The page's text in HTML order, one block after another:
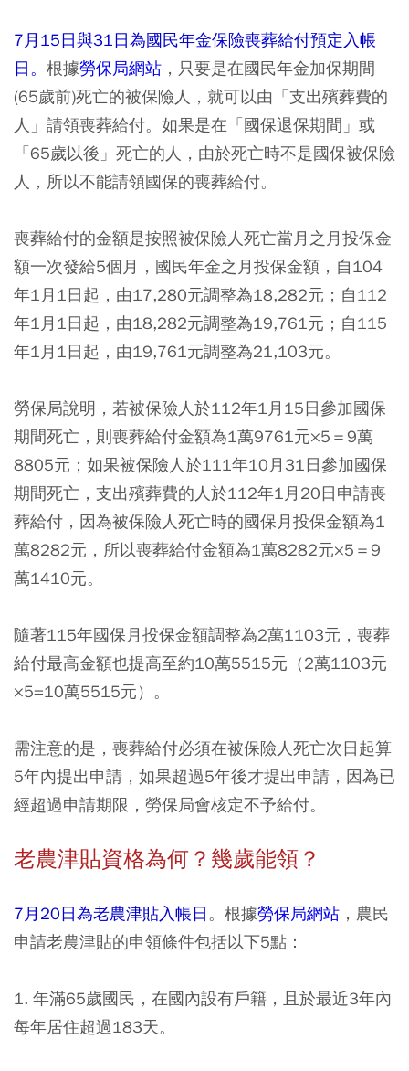
7月15日與31日為國民年金保險喪葬給付預定入帳
日。 根據勞保局網站 ，只要是在國民年金加保期間
(65歲前)死亡的被保險人，就可以由「支出殯葬費的
人」請領喪葬給付。如果是在「國保退保期間」或
「65歲以後」死亡的人，由於死亡時不是國保被保險
人，所以不能請領國保的喪葬給付。
喪葬給付的金額是按照被保險人死亡當月之月投保金
額一次發給5個月，國民年金之月投保金額，自104
年1月1日起，由17,280元調整為18,282元；自112
年1月1日起，由18,282元調整為19,761元；自115
年1月1日起，由19,761元調整為21,103元。
勞保局說明，若被保險人於112年1月15日參加國保
期間死亡，則喪葬給付金額為1萬9761元×5＝9萬
8805元；如果被保險人於111年10月31日參加國保
期間死亡，支出殯葬費的人於112年1月20日申請喪
葬給付，因為被保險人死亡時的國保月投保金額為1
萬8282元，所以喪葬給付金額為1萬8282元×5＝9
萬1410元。
隨著115年國保月投保金額調整為2萬1103元，喪葬
給付最高金額也提高至約10萬5515元（2萬1103元
×5=10萬5515元）。
需注意的是，喪葬給付必須在被保險人死亡次日起算
5年內提出申請，如果超過5年後才提出申請，因為已
經超過申請期限，勞保局會核定不予給付。
老農津貼資格為何？幾歲能領？
7月20日為老農津貼入帳日。根據勞保局網站 ，農民
申請老農津貼的申領條件包括以下5點：
1. 年滿65歲國民，在國內設有戶籍，且於最近3年內
每年居住超過183天。